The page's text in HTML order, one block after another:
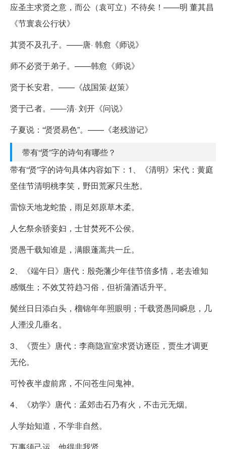
应圣主求贤之意，而公（袁可立）不待矣！——明 董其昌
《节寰袁公行状》
其贤不及孔子。——唐· 韩愈《师说》
师不必贤于弟子。——韩愈《师说》
贤于长安君。——《战国策·赵策》
贤于己者。——清· 刘开《问说》
子夏说：“贤贤易色”。——《老残游记》
带有“贤”字的诗句有哪些？
带有“贤”字的诗句具体内容如下：1、《清明》宋代：黄庭
坚佳节清明桃李笑，野田荒冢只生愁。
雷惊天地龙蛇蛰，雨足郊原草木柔。
人乞祭余骄妾妇，士甘焚死不公侯。
贤愚千载知谁是，满眼蓬蒿共一丘。
2、《端午日》唐代：殷尧藩少年佳节倍多情，老去谁知
感慨生；不效艾符趋习俗，但祈蒲酒话升平。
鬓丝日日添白头，榴锦年年照眼明；千载贤愚同瞬息，几
人湮没几垂名。
3、《贾生》唐代：李商隐宣室求贤访逐臣，贾生才调更
无伦。
可怜夜半虚前席，不问苍生问鬼神。
4、《劝学》唐代：孟郊击石乃有火，不击元无烟。
人学始知道，不学非自然。
万事须己运，他得非我贤。